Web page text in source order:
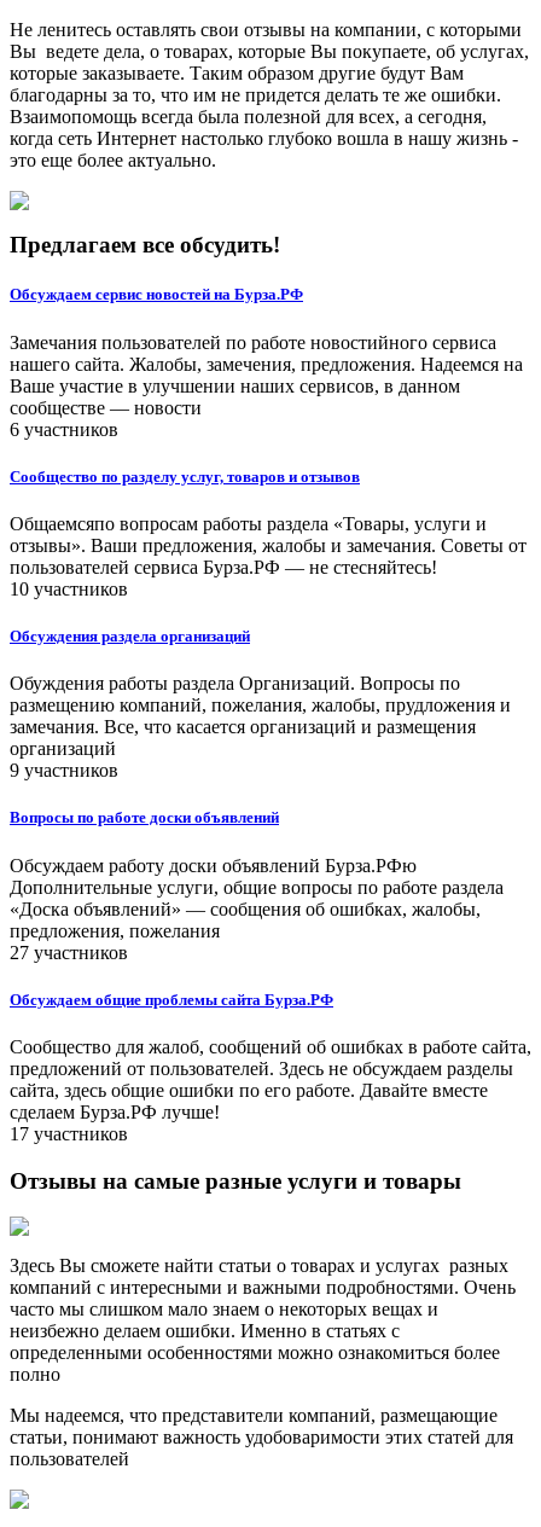
Не ленитесь оставлять свои отзывы на компании, с которыми
Вы ведете дела, о товарах, которые Вы покупаете, об услугах,
которые заказываете. Таким образом другие будут Вам
благодарны за то, что им не придется делать те же ошибки.
Взаимопомощь всегда была полезной для всех, а сегодня,
когда сеть Интернет настолько глубоко вошла в нашу жизнь -
это еще более актуально.
Предлагаем все обсудить!
Обсуждаем сервис новостей на Бурза.РФ
Замечания пользователей по работе новостийного сервиса
нашего сайта. Жалобы, замечения, предложения. Надеемся на
Ваше участие в улучшении наших сервисов, в данном
сообществе — новости
6 участников
Сообщество по разделу услуг, товаров и отзывов
Общаемсяпо вопросам работы раздела «Товары, услуги и
отзывы». Ваши предложения, жалобы и замечания. Советы от
пользователей сервиса Бурза.РФ — не стесняйтесь!
10 участников
Обсуждения раздела организаций
Обуждения работы раздела Организаций. Вопросы по
размещению компаний, пожелания, жалобы, прудложения и
замечания. Все, что касается организаций и размещения
организаций
9 участников
Вопросы по работе доски объявлений
Обсуждаем работу доски объявлений Бурза.РФю
Дополнительные услуги, общие вопросы по работе раздела
«Доска объявлений» — сообщения об ошибках, жалобы,
предложения, пожелания
27 участников
Обсуждаем общие проблемы сайта Бурза.РФ
Сообщество для жалоб, сообщений об ошибках в работе сайта,
предложений от пользователей. Здесь не обсуждаем разделы
сайта, здесь общие ошибки по его работе. Давайте вместе
сделаем Бурза.РФ лучше!
17 участников
Отзывы на самые разные услуги и товары
Здесь Вы сможете найти статьи о товарах и услугах разных
компаний с интересными и важными подробностями. Очень
часто мы слишком мало знаем о некоторых вещах и
неизбежно делаем ошибки. Именно в статьях с
определенными особенностями можно ознакомиться более
полно
Мы надеемся, что представители компаний, размещающие
статьи, понимают важность удобоваримости этих статей для
пользователей